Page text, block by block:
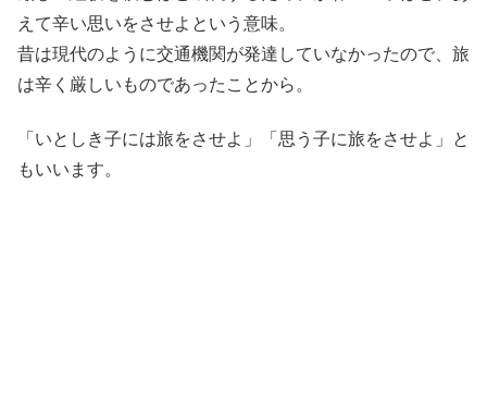
えて辛い思いをさせよという意味。
昔は現代のように交通機関が発達していなかったので、旅
は辛く厳しいものであったことから。
「いとしき子には旅をさせよ」「思う子に旅をさせよ」と
もいいます。